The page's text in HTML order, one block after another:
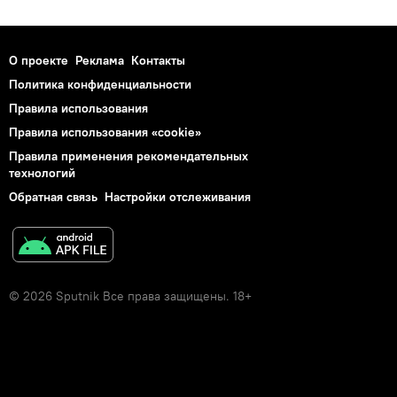
О проекте Реклама Контакты
Политика конфиденциальности
Правила использования
Правила использования «cookie»
Правила применения рекомендательных
технологий
Обратная связь Настройки отслеживания
© 2026 Sputnik Все права защищены. 18+